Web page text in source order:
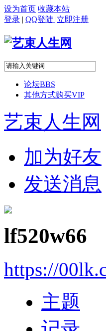
设为首页 收藏本站
登录 | QQ登陆 |立即注册
论坛BBS
其他方式购买VIP
艺束人生网
加为好友
发送消息
lf520w66
https://
主题